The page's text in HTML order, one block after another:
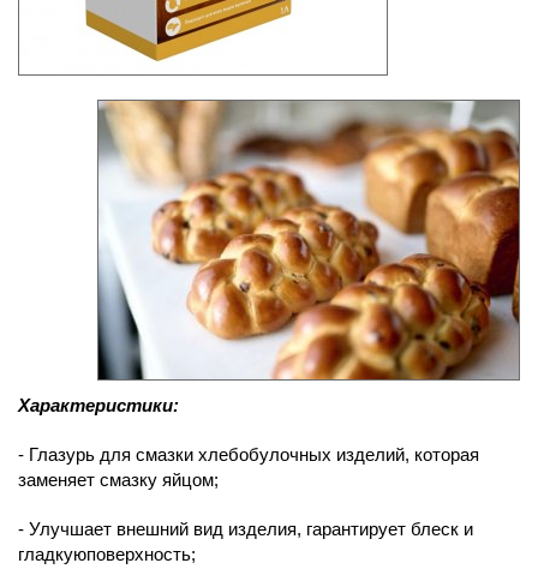
Характеристики:
- Глазурь для смазки хлебобулочных изделий, которая
заменяет смазку яйцом;
- Улучшает внешний вид изделия, гарантирует блеск и
гладкуюповерхность;